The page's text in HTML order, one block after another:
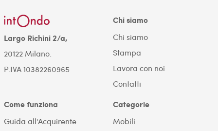
Largo Richini 2/a,
20122 Milano.
P.IVA 10382260965
Chi siamo
Chi siamo
Stampa
Lavora con noi
Contatti
Come funziona
Guida all'Acquirente
Categorie
Mobili